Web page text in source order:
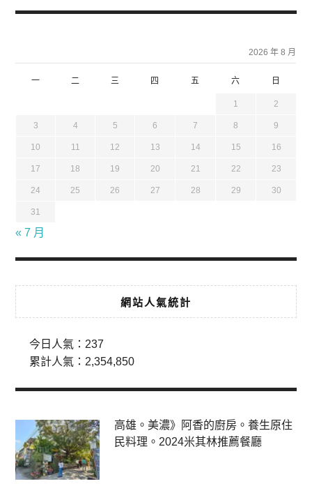
2026 年 8 月
一 二 三 四 五 六 日
1 2
3 4 5 6 7 8 9
10 11 12 13 14 15 16
17 18 19 20 21 22 23
24 25 26 27 28 29 30
31
« 7 月
網站人氣統計
今日人氣： 237
累計人氣： 2,354,850
高雄。美濃》阿香的廚房。養生原住
民料理。2024米其林推薦餐廳